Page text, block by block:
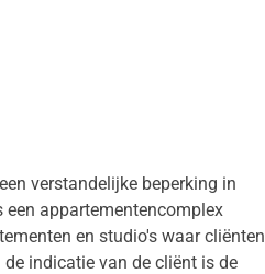
verstandelijke beperking in
appartementencomplex
en studio's waar cliënten
indicatie van de cliënt is de